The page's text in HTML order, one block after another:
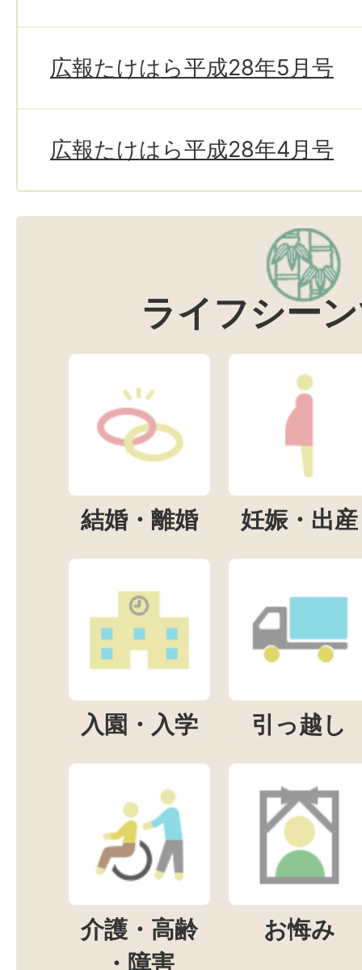
広報たけはら平成28年5月号
広報たけはら平成28年4月号
ライフシー
結婚・離婚 妊娠・出産
入園・入学 引っ越し
介護・高齢
・障害
お悔み